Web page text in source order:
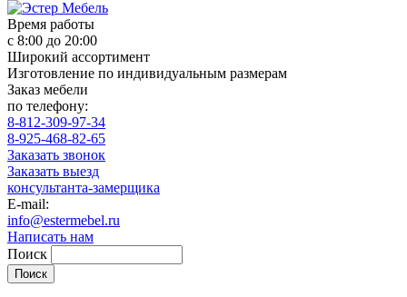
Время работы
с 8:00 до 20:00
Широкий ассортимент
Изготовление по индивидуальным размерам
Заказ мебели
по телефону:
8-812-309-97-34
8-925-468-82-65
Заказать звонок
Заказать выезд
консультанта-замерщика
E-mail:
info@estermebel.ru
Написать нам
Поиск